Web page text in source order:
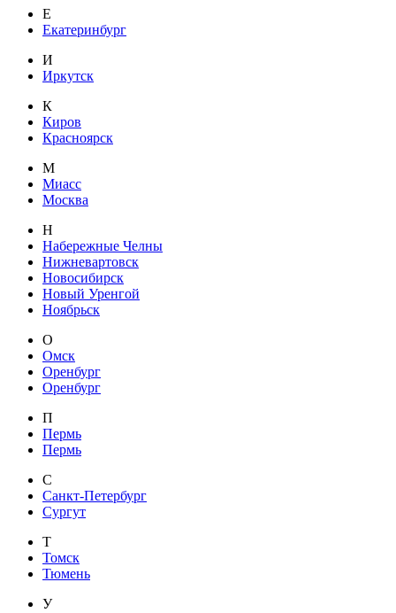
Е
Екатеринбург
И
Иркутск
К
Киров
Красноярск
М
Миасс
Москва
Н
Набережные Челны
Нижневартовск
Новосибирск
Новый Уренгой
Ноябрьск
О
Омск
Оренбург
Оренбург
П
Пермь
Пермь
С
Санкт-Петербург
Сургут
Т
Томск
Тюмень
У